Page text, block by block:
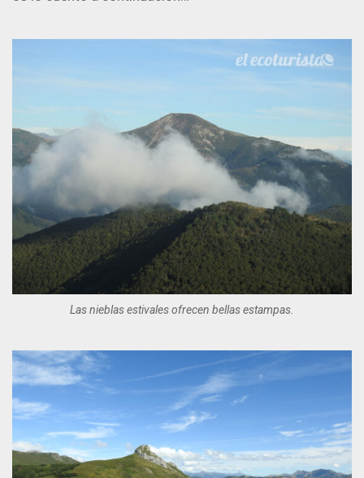
Las nieblas estivales ofrecen bellas estampas.